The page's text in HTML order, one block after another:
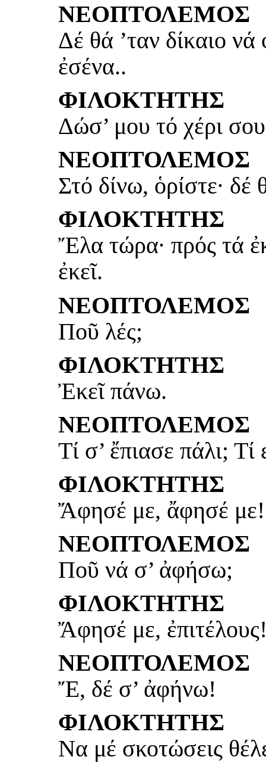
ΝΕΟΠΤΟΛΕΜΟΣ
Δέ θά ’ταν δίκαιο
ἐσένα..
ΦΙΛΟΚΤΗΤΗΣ
Δώσ’ μου τό χέρι
ΝΕΟΠΤΟΛΕΜΟΣ
Στό δίνω, ὁρίστε·
ΦΙΛΟΚΤΗΤΗΣ
Ἔλα τώρα· πρός τά
ἐκεῖ.
ΝΕΟΠΤΟΛΕΜΟΣ
Ποῦ λές;
ΦΙΛΟΚΤΗΤΗΣ
Ἐκεῖ πάνω.
ΝΕΟΠΤΟΛΕΜΟΣ
Τί σ’ ἔπιασε πάλι; Τί
ΦΙΛΟΚΤΗΤΗΣ
Ἄφησέ με, ἄφησέ με!
ΝΕΟΠΤΟΛΕΜΟΣ
Ποῦ νά σ’ ἀφήσω;
ΦΙΛΟΚΤΗΤΗΣ
Ἄφησέ με,
ΝΕΟΠΤΟΛΕΜΟΣ
Ἔ, δέ σ’ ἀφήνω!
ΦΙΛΟΚΤΗΤΗΣ
Να μέ σκοτώσεις